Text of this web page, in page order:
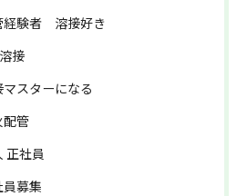
経験者 溶接好き
接
マスターになる
配管
正社員
員募集